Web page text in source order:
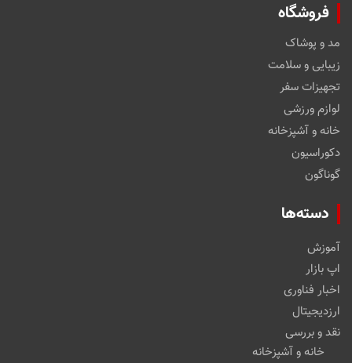
فروشگاه
مد و پوشاک
زیبایی و سلامت
تجهیزات سفر
لوازم ورزشی
خانه و آشپزخانه
دکوراسیون
گوناگون
دسته‌ها
آموزش
اپ بازار
اخبار فناوری
ارزدیجیتال
نقد و بررسی
خانه و آشپزخانه